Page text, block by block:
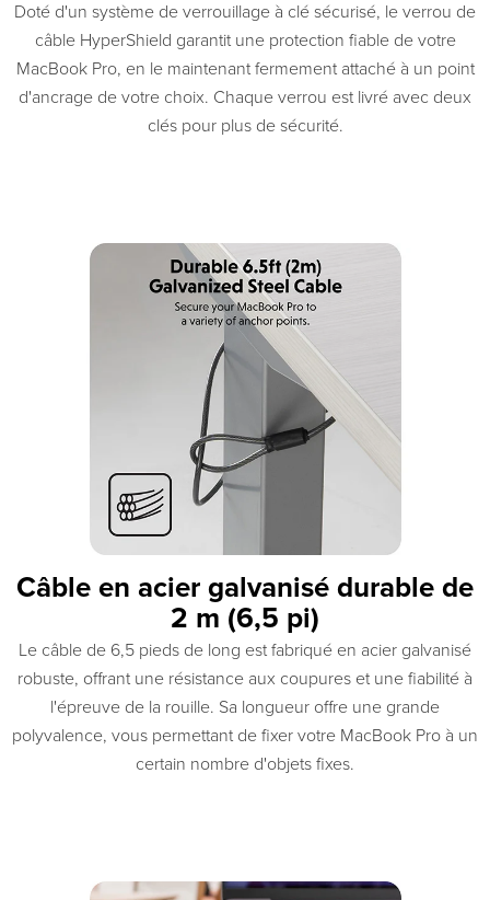
Doté d'un système de verrouillage à clé sécurisé, le verrou de
câble HyperShield garantit une protection fiable de votre
MacBook Pro, en le maintenant fermement attaché à un point
d'ancrage de votre choix. Chaque verrou est livré avec deux
clés pour plus de sécurité.
Câble en acier galvanisé durable de
2 m (6,5 pi)
Le câble de 6,5 pieds de long est fabriqué en acier galvanisé
robuste, offrant une résistance aux coupures et une fiabilité à
l'épreuve de la rouille. Sa longueur offre une grande
polyvalence, vous permettant de fixer votre MacBook Pro à un
certain nombre d'objets fixes.